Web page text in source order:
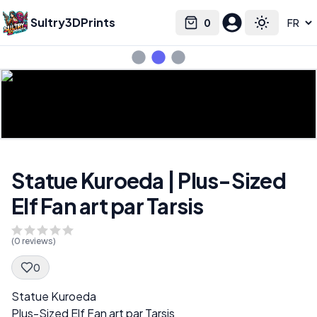
Sultry3DPrints 0
Cart Toggle
Select language
Statue Kuroeda | Plus-Sized
Elf Fan art par Tarsis
(0 reviews)
0
Spec Description
Statue Kuroeda
Plus-Sized Elf Fan art par Tarsis